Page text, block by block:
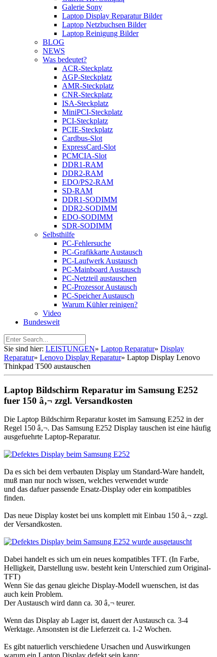
Galerie Sony
Laptop Display Reparatur Bilder
Laptop Netzbuchsen Bilder
Laptop Reinigung Bilder
BLOG
NEWS
Was bedeutet?
ACR-Steckplatz
AGP-Steckplatz
AMR-Steckplatz
CNR-Steckplatz
ISA-Steckplatz
MiniPCI-Steckplatz
PCI-Steckplatz
PCIE-Steckplatz
Cardbus-Slot
ExpressCard-Slot
PCMCIA-Slot
DDR1-RAM
DDR2-RAM
EDO/PS2-RAM
SD-RAM
DDR1-SODIMM
DDR2-SODIMM
EDO-SODIMM
SDR-SODIMM
Selbsthilfe
PC-Fehlersuche
PC-Grafikkarte Austausch
PC-Laufwerk Austausch
PC-Mainboard Austausch
PC-Netzteil austauschen
PC-Prozessor Austausch
PC-Speicher Austausch
Warum Kühler reinigen?
Video
Bundesweit
Sie sind hier: LEISTUNGEN» Laptop Reparatur» Display
Reparatur» Lenovo Display Reparatur» Laptop Display Lenovo
Thinkpad T500 austauschen
Laptop Bildschirm Reparatur im Samsung E252
fuer 150 â‚¬ zzgl. Versandkosten
Die Laptop Bildschirm Reparatur kostet im Samsung E252 in der
Regel 150 â‚¬. Das Samsung E252 Display tauschen ist eine häufig
ausgefuehrte Laptop-Reparatur.
Da es sich bei dem verbauten Display um Standard-Ware handelt,
muß man nur noch wissen, welches verwendet wurde
und das dafuer passende Ersatz-Display oder ein kompatibles
finden.
Das neue Display kostet bei uns komplett mit Einbau 150 â‚¬ zzgl.
der Versandkosten.
Dabei handelt es sich um ein neues kompatibles TFT. (In Farbe,
Helligkeit, Darstellung usw. besteht kein Unterschied zum Original-
TFT)
Wenn Sie das genau gleiche Display-Modell wuenschen, ist das
auch kein Problem.
Der Austausch wird dann ca. 30 â‚¬ teurer.
Wenn das Display ab Lager ist, dauert der Austausch ca. 3-4
Werktage. Ansonsten ist die Lieferzeit ca. 1-2 Wochen.
Es gibt natuerlich verschiedene Ursachen und Auswirkungen